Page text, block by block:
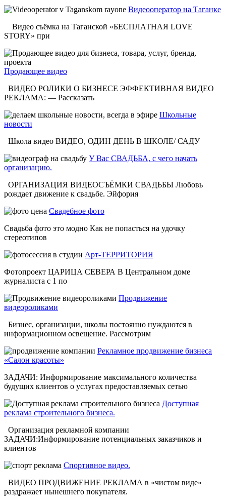
Видеооператор на Таганке
Видео съёмка на Таганской «БЕСПЛАТНАЯ LOVE
STORY» при
Продающее видео
ВИДЕО РОЛИКИ О БИЗНЕСЕ ЭФФЕКТИВНАЯ ВИДЕО
РЕКЛАМА: — Рассказать
Школьные
новости
Школа видео ВИДЕО, ОДИН ДЕНЬ В ШКОЛЕ/ САДУ
У Вас СВАДЬБА, с чего начать
организацию.
ОРГАНИЗАЦИЯ ВИДЕОСЪЁМКИ СВАДЬБЫ Любовь
рождает движение к свадьбе. Эйфория
Свадебное фото
Свадьба фото это модно Как не попасться на удочку
стереотипов
Арт-ТЕРРИТОРИЯ
Фотопроект ЦАРИЦА СЕВЕРА В Центральном доме
журналиста с 1 по
Продвижение
видеороликами
Бизнес, организации, школы постоянно нуждаются в
информационном освещение. Рассмотрим
Рекламное продвижение бизнеса
«Салон красоты»
ЗАДАЧИ: Информирование максимального количества
будущих клиентов о услугах предоставляемых сетью
Доступная
реклама строительного бизнеса.
Организация рекламной компании
ЗАДАЧИ:Информирование потенциальных заказчиков и
клиентов
Спортивное видео.
ВИДЕО ПРОДВИЖЕНИЕ РЕКЛАМА в «чистом виде»
раздражает нынешнего покупателя.